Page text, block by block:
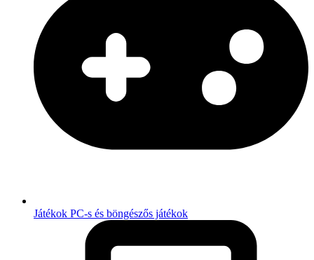
Játékok PC-s és böngészős játékok